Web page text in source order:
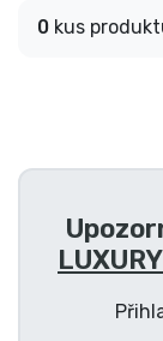
0 kus
Speciální
Expresní
Doprava
Seriálové